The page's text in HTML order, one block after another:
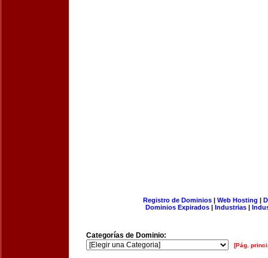
Registro de Dominios| Web Hosting |
Dominios Expirados | Industrias |
Categorías de Dominio:
[Pág.